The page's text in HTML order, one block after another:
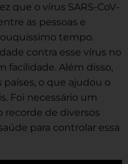
que o vírus SARS-CoV-
as pessoas e
tempo.
contra esse vírus no
facilidade. Além disso,
o que ajudou o
Foi necessário um
de diversos
para controlar essa